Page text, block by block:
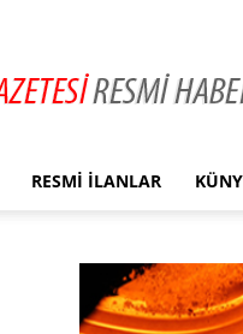
RESMI İLANLAR